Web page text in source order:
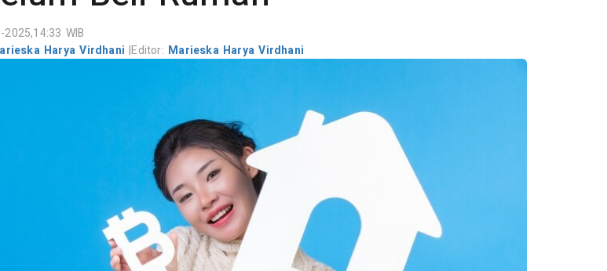
WIB
Harya Virdhani|Editor: Marieska Harya Virdhani